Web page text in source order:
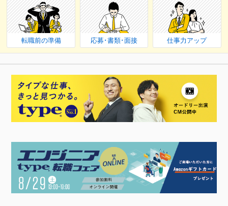
転職前の準備 応募･書類･面接 仕事力アップ